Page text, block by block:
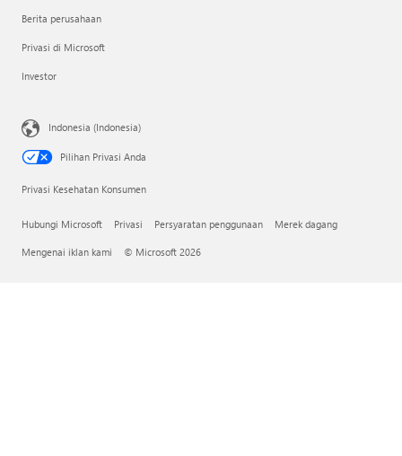
Berita perusahaan
Privasi di Microsoft
Investor
Indonesia (Indonesia)
Pilihan Privasi Anda
Privasi Kesehatan Konsumen
Hubungi Microsoft Privasi Persyaratan penggunaan Merek dagang
Mengenai iklan kami © Microsoft 2026